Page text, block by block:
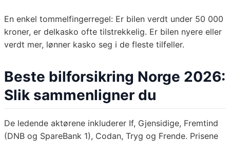
En enkel tommelfingerregel: Er bilen verdt under 50 000
kroner, er delkasko ofte tilstrekkelig. Er bilen nyere eller
verdt mer, lønner kasko seg i de fleste tilfeller.
Beste bilforsikring Norge 2026:
Slik sammenligner du
De ledende aktørene inkluderer If, Gjensidige, Fremtind
(DNB og SpareBank 1), Codan, Tryg og Frende. Prisene